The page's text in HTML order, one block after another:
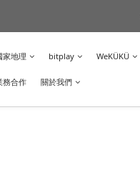
地理 bitplay WeKÜKÜ
務合作 關於我們